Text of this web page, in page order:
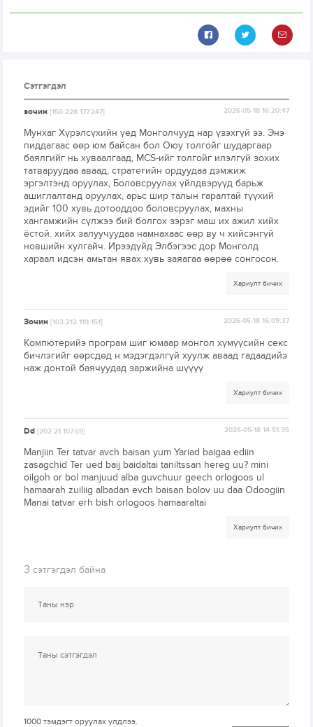
Сэтгэгдэл
зочин[150.228.177.247] 2026-05-18 16:20:47
Мунхаг Хүрэлсүхийн үед Монголчууд нар үзэхгүй ээ. Энэ
пиддагаас өөр юм байсан бол Оюу толгойг шударгаар
баялгийг нь хуваалгаад, MCS-ийг толгойг илэлгүй зохих
татваруудаа аваад, стратегийн ордуудаа дэмжиж
эргэлтэнд оруулах, Боловсруулах үйлдвэрүүд барьж
ашиглалтанд оруулах, арьс шир талын гаралтай түүхий
эдийг 100 хувь дотооддоо боловсруулах, махны
хангамжийн сүлжээ бий болгох зэрэг маш их ажил хийх
ёстой. хийх залуучуудаа намнахаас өөр ву ч хийсэнгүй
новшийн хулгайч. Ирээдүйд Элбэгээс дор Монголд
хараал идсэн амьтан явах хувь заяагаа өөрөө сонгосон.
Хариулт бичих
Зочин[103.212.119.151] 2026-05-18 16:09:37
Компютерийэ програм шиг юмаар монгол хүмүүсийн секс
бичлэгийг өөрсдөд н мэдэгдэлгүй хуулж аваад гадаадийэ
наж донтой баячуудад заржийна шүүүү
Хариулт бичих
Dd[202.21.107.69] 2026-05-18 14:51:35
Manjiin Ter tatvar avch baisan yum Yariad baigaa ediin
zasagchid Ter ued baij baidaltai taniltssan hereg uu? mini
oilgoh or bol manjuud alba guvchuur geech orlogoos ul
hamaarah zuiliig albadan evch baisan bolov uu daa Odoogiin
Manai tatvar erh bish orlogoos hamaaraltai
Хариулт бичих
3 сэтгэгдэл байна
1000 тэмдэгт оруулах үлдлээ.